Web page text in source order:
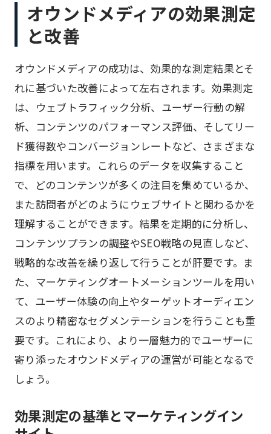
オウンドメディアの効果測定
と改善
オウンドメディアの成功は、効果的な測定結果とそ
れに基づいた改善によって左右されます。効果測定
は、ウェブトラフィック分析、ユーザー行動の解
析、コンテンツのパフォーマンス評価、そしてリー
ド獲得数やコンバージョンレートなど、さまざまな
指標を用います。これらのデータを収集すること
で、どのコンテンツが多くの注目を集めているか、
また訪問者がどのようにウェブサイトと関わるかを
理解することができます。結果を定期的に分析し、
コンテンツプランの調整やSEO戦略の見直しなど、
戦略的な改善を繰り返して行うことが肝要です。ま
た、マーケティングオートメーションツールを用い
て、ユーザー体験の向上やターゲットオーディエン
スのより精密なセグメンテーションを行うことも重
要です。これにより、より一層魅力的でユーザーに
寄り添ったオウンドメディアの運営が可能となるで
しょう。
効果測定の基準とマーケティングイン